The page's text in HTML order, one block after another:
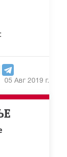
05 Авг 2019 г.